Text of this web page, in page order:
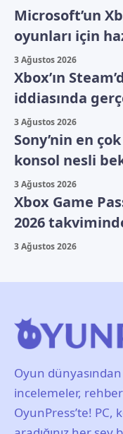
Microsoft’un
oyunları için
plan sızdı
3 Ağustos 2026
Xbox’ın
iddiasında
3 Ağustos 2026
Sony’nin en
konsol nesli
olmadı
3 Ağustos 2026
Xbox Game
2026
belli oldu
3 Ağustos 2026
Oyun
incelemeler,
OyunPress’te!